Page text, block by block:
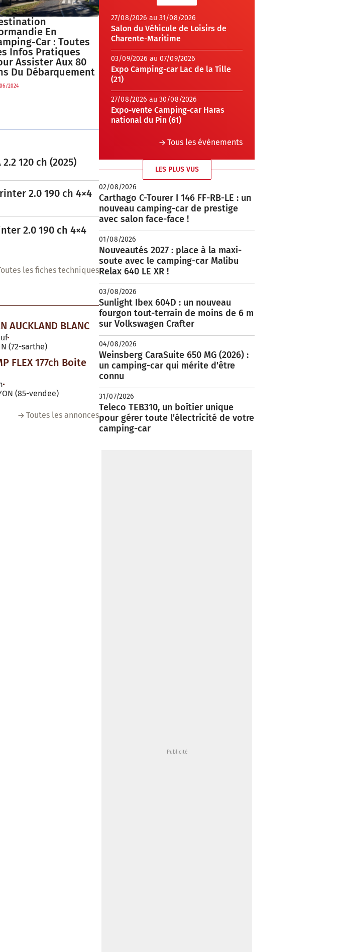
En
Car : Toutes
Infos Pratiques
Assister Aux 80
Du Débarquement
2024
120 ch (2025)
2.0 190 ch 4×4
2.0 190 ch 4×4
les fiches techniques
AUCKLAND BLANC
(72-sarthe)
FLEX 177ch Boite
(85-vendee)
Toutes les annonces
27/08/2026 au 31/08/2026
Salon du Véhicule de Loisirs de
Charente-Maritime
03/09/2026 au 07/09/2026
Expo Camping-car Lac de la Tille
(21)
27/08/2026 au 30/08/2026
Expo-vente Camping-car Haras
national du Pin (61)
Tous les évènements
LES PLUS VUS
02/08/2026
Carthago C-Tourer I 146 FF-RB-LE : un
nouveau camping-car de prestige
avec salon face-face !
01/08/2026
Nouveautés 2027 : place à la maxi-
soute avec le camping-car Malibu
Relax 640 LE XR !
03/08/2026
Sunlight Ibex 604D : un nouveau
fourgon tout-terrain de moins de 6 m
sur Volkswagen Crafter
04/08/2026
Weinsberg CaraSuite 650 MG (2026) :
un camping-car qui mérite d'être
connu
31/07/2026
Teleco TEB310, un boîtier unique
pour gérer toute l'électricité de votre
camping-car